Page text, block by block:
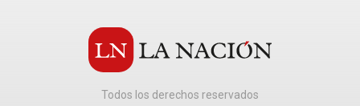
Todos los derechos reservados